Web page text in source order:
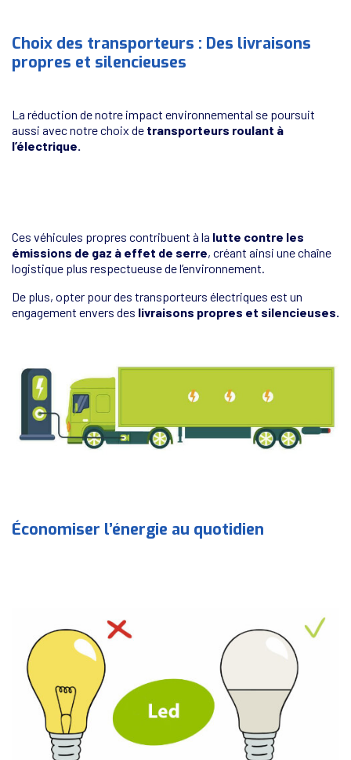
Choix des transporteurs : Des livraisons
propres et silencieuses
La réduction de notre impact environnemental se poursuit
aussi avec notre choix de transporteurs roulant à
l’électrique.
Ces véhicules propres contribuent à la lutte contre les
émissions de gaz à effet de serre, créant ainsi une chaîne
logistique plus respectueuse de l’environnement.
De plus, opter pour des transporteurs électriques est un
engagement envers des livraisons propres et silencieuses.
Économiser l’énergie au quotidien